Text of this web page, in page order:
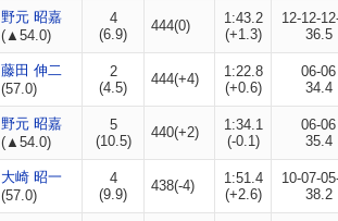
野元 昭嘉
(▲54.0)
4
(6.9)
444(0)
1:43.2
(+1.3)
12-12-
36.5
藤田 伸二
(57.0)
2
(4.5)
444(+4)
1:22.8
(+0.6)
06-06
34.4
野元 昭嘉
(▲54.0)
5
(10.5)
440(+2)
1:34.1
(-0.1)
06-06
35.4
大崎 昭一
(57.0)
4
(9.9)
438(-4)
1:51.4
(+2.6)
10-07-
38.2